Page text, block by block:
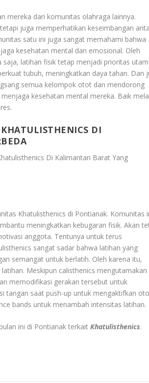
mereka dari komunitas olahraga lainnya.
juga memperhatikan keseimbangan
satu ini juga sangat memahami bahwa
kesehatan mental dan emosional. Oleh
latihan fisik tetap menjadi prioritas
tubuh, meningkatkan daya tahan. Dan
semua kelompok otot dan mendorong
kesehatan mental mereka. Baik
DI
Di Kalimantan Barat Yang
Khatulisthenics di Pontianak. Komunitas
meningkatkan kebugaran fisik. Akan
anggota. Tentunya untuk terus
sangat sadar bahwa latihan yang
semangat untuk berlatih. Oleh karena itu,
Meskipun calisthenics mengutamakan
memodifikasi gerakan tersebut untuk
tangan saat push-up untuk mengaktifkan
bands untuk menambah intensitas latihan.
ini di Pontianak terkaitKhatulisthenics.